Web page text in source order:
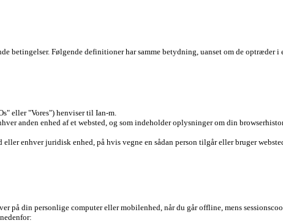
betingelser. Følgende definitioner har samme betydning, uanset om de optræder
eller "Vores") henviser til Ian-m.
anden enhed af et websted, og som indeholder oplysninger om din
enhver juridisk enhed, på hvis vegne en sådan person tilgår eller bruger
på din personlige computer eller mobilenhed, når du går offline, mens